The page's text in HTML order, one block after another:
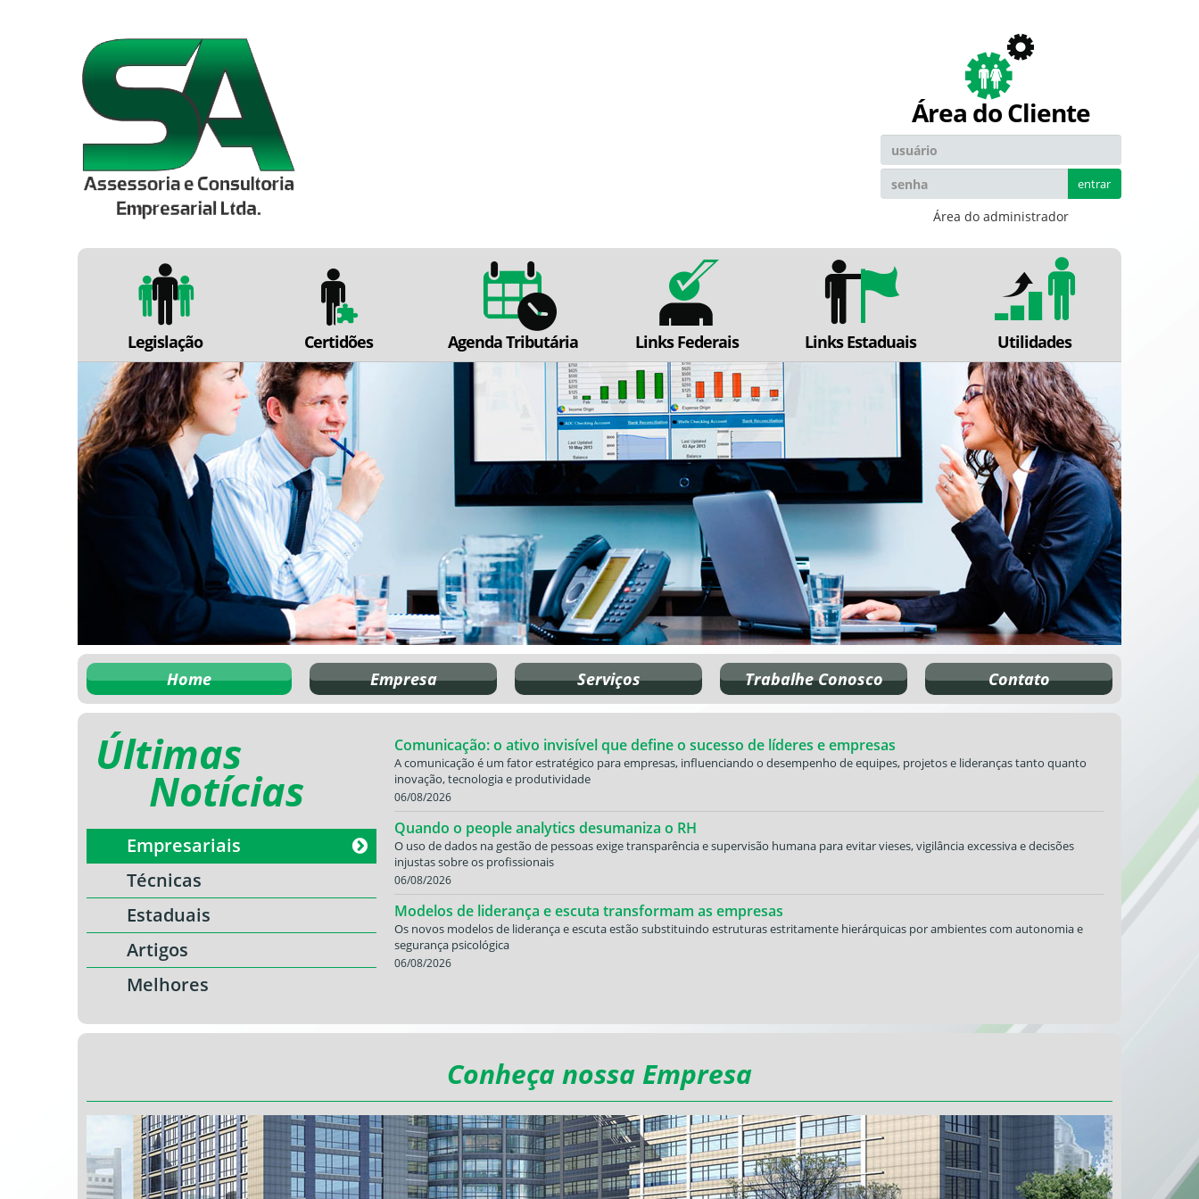
Área do Cliente
entrar
Área do administrador
Legislação Certidões Agenda Tributária Links Federais Links Estaduais Utilidades
Home Empresa Serviços Trabalhe Conosco Contato
Últimas
Notícias
Empresariais
Técnicas
Estaduais
Artigos
Melhores
Comunicação: o ativo invisível que define o sucesso de líderes e empresas
A comunicação é um fator estratégico para empresas, influenciando o desempenho de equipes, projetos e lideranças tanto quanto
inovação, tecnologia e produtividade
06/08/2026
Quando o people analytics desumaniza o RH
O uso de dados na gestão de pessoas exige transparência e supervisão humana para evitar vieses, vigilância excessiva e decisões
injustas sobre os profissionais
06/08/2026
Modelos de liderança e escuta transformam as empresas
Os novos modelos de liderança e escuta estão substituindo estruturas estritamente hierárquicas por ambientes com autonomia e
segurança psicológica
06/08/2026
06/08/2026
Quando empreender pode ser o caminho para uma paternidade mais presente
Homens mostram que é possível transformar o trabalho em oportunidade de acompanhar de perto a infância dos filhos ou dividir a
rotina da labuta, construindo memórias em família
06/08/2026
Governo vai começar a contatar MEIs diretamente sobre oportunidades no Contrata+Brasil, diz ministro
Modelo deve começar em até duas semanas e enviará comunicados sobre vagas disponíveis, segundo Paulo Henrique Pereira, que
comanda a pasta de empreendedorismo
06/08/2026
Conheça nossa Empresa